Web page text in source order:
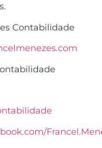
Contabilidade